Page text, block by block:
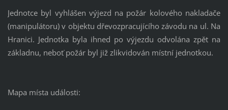
Jednotce byl vyhlášen výjezd na požár kolového nakladače
(manipulátoru) v objektu dřevozpracujícího závodu na ul. Na
Hranici. Jednotka byla ihned po výjezdu odvolána zpět na
základnu, neboť požár byl již zlikvidován místní jednotkou.
Mapa místa události: